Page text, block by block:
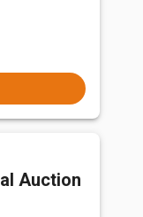
Auction